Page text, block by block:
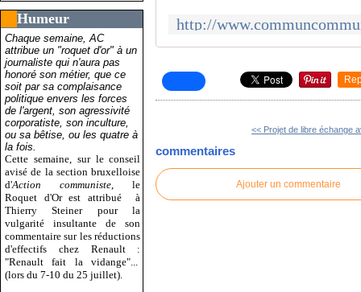
Humeur
Chaque semaine, AC
attribue un "roquet d'or" à un
journaliste qui n'aura pas
honoré son métier, que ce
soit par sa complaisance
politique envers les forces
de l'argent, son agressivité
corporatiste, son inculture,
ou sa bêtise, ou les quatre à
la fois.
Cette semaine, sur le conseil
avisé de la section bruxelloise
d'Action communiste , le
Roquet d'Or est attribué
à
Thierry Steiner pour la
vulgarité insultante de son
commentaire sur les réductions
d'effectifs chez Renault :
"Renault fait la vidange"...
(lors du 7-10 du 25 juillet).
<< Projet de libre échange
commentaires
Ajouter un commentaire